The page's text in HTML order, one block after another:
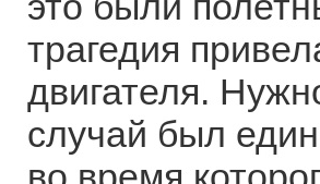
трагедия
двигателя.
случай был